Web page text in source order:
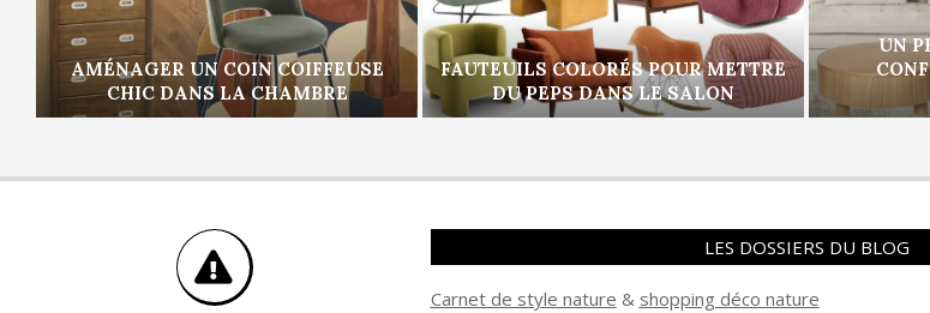
AMÉNAGER UN COIN COIFFEUSE
CHIC DANS LA CHAMBRE
FAUTEUILS COLORÉS POUR METTRE
DU PEPS DANS LE SALON
UN
LES DOSSIERS DU BLOG
Carnet de style nature & shopping déco nature